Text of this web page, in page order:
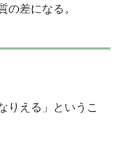
の差になる。
りえる」というこ